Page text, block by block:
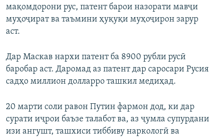
мақомдорони рус, патент барои назорати мавҷи
муҳоҷират ва таъмини ҳуқуқи муҳоҷирон зарур
аст.
Дар Маскав нархи патент ба 8900 рубли русӣ
баробар аст. Даромад аз патент дар саросари Русия
садҳо миллион долларро ташкил медиҳад.
20 марти соли равон Путин фармон дод, ки дар
сурати иҷрои баъзе талабот ва, аз ҷумла супурдани
изи ангушт, ташхиси тиббиву наркологӣ ва